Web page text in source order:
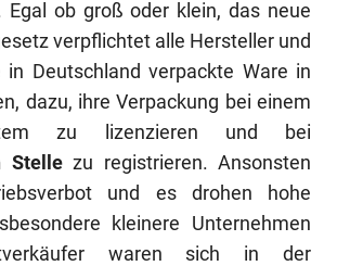
Egal ob groß oder klein, das neue
verpflichtet alle Hersteller und
in Deutschland verpackte Ware in
dazu, ihre Verpackung bei einem
zu lizenzieren und bei
Stellezu registrieren. Ansonsten
und es drohen hohe
kleinere Unternehmen
waren sich in der